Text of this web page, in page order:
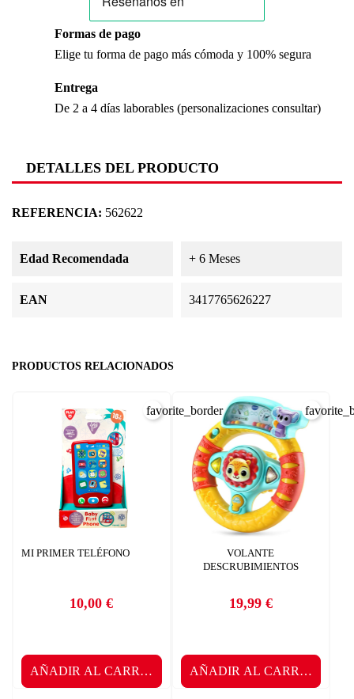
Formas de pago
Elige tu forma de pago más cómoda y 100% segura
Entrega
De 2 a 4 días laborables (personalizaciones consultar)
DETALLES DEL PRODUCTO
REFERENCIA: 562622
Edad Recomendada + 6 Meses
EAN 3417765626227
PRODUCTOS RELACIONADOS
MI PRIMER TELÉFONO
Precio
10,00 €
AÑADIR AL CARRITO
favorite_border
VOLANTE
DESCRUBIMIENTOS
Precio
19,99 €
AÑADIR AL CARRITO